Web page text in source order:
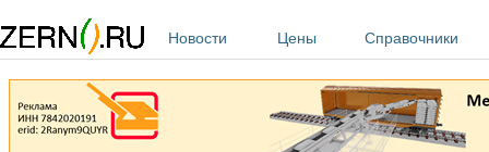
Новости
Цены Справочники